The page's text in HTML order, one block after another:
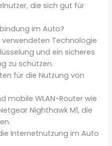
die sich gut für
im Auto?
Technologie
und ein sicheres
zu schützen.
für die Nutzung von
mobile WLAN-Router wie
Nighthawk M1, die
Internetnutzung im Auto